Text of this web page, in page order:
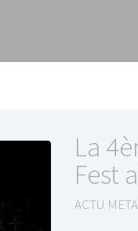
La
Fest
ACTU